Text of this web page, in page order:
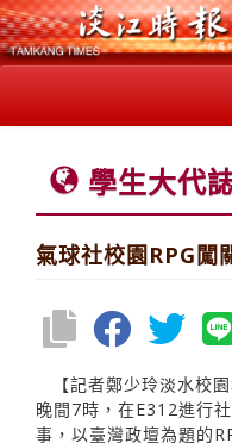
學生大代
氣球社校園RPG闖
【記者鄭少玲淡水校
晚間7時，在E312進行
事，以臺灣政壇為題的